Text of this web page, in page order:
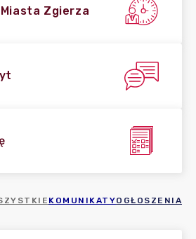
Zgierza
KOMUNIKATYOGŁOSZENIA